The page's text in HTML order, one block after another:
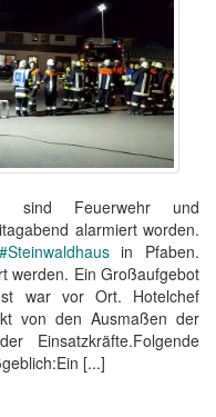
sind Feuerwehr und
alarmiert worden.
#Steinwaldhausin Pfaben.
werden. Ein Großaufgebot
war vor Ort. Hotelchef
von den Ausmaßen der
Einsatzkräfte.Folgende
[...]